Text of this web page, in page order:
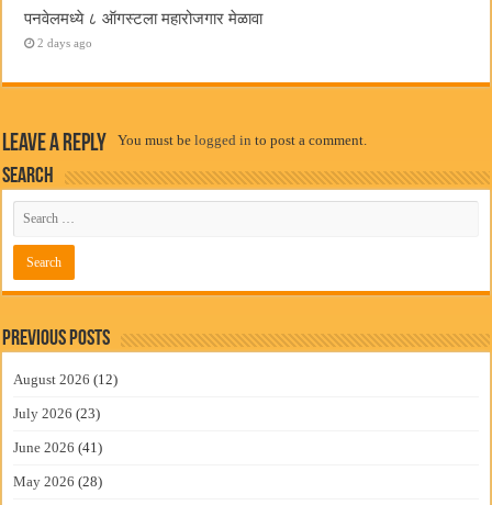
पनवेलमध्ये ८ ऑगस्टला महारोजगार मेळावा
2 days ago
Leave a Reply You must belogged in to post a comment.
Search
Previous Posts
August 2026 (12)
July 2026 (23)
June 2026 (41)
May 2026 (28)